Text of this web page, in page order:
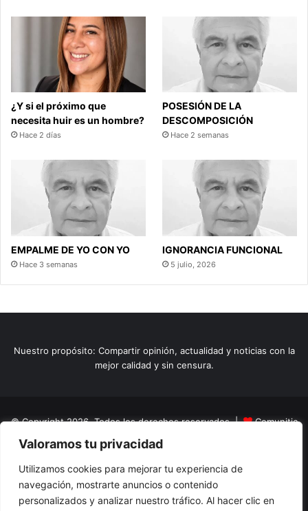
Valoramos tu privacidad
Utilizamos cookies para mejorar tu experiencia de
navegación, mostrarte anuncios o contenido
personalizados y analizar nuestro tráfico. Al hacer clic en
¿Y si el próximo que
necesita huir es un hombre?
Hace 2 días
POSESIÓN DE LA
DESCOMPOSICIÓN
Hace 2 semanas
EMPALME DE YO CON YO
Hace 3 semanas
IGNORANCIA FUNCIONAL
5 julio, 2026
Nuestro propósito: Compartir opinión, actualidad y noticias con la
mejor calidad y sin censura.
© Copyright 2026, Todos los derechos reservados |
Comunitic
SAS BICNit 901228106
Home
Actualidad Variedades Opinion Turismo
El Tinteadero
Caricaturas Reportajes